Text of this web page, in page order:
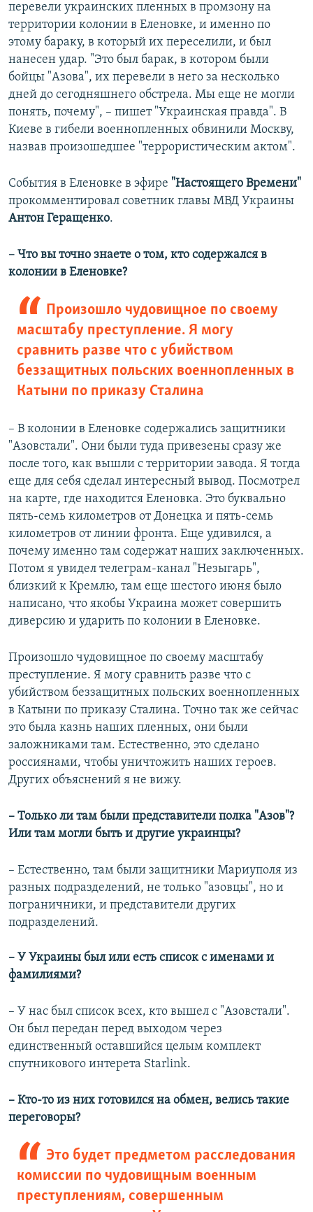
перевели украинских пленных в промзону на
территории колонии в Еленовке, и именно по
этому бараку, в который их переселили, и был
нанесен удар. "Это был барак, в котором были
бойцы "Азова", их перевели в него за несколько
дней до сегодняшнего обстрела. Мы еще не могли
понять, почему", – пишет "Украинская правда". В
Киеве в гибели военнопленных обвинили Москву,
назвав произошедшее "террористическим актом".
События в Еленовке в эфире "Настоящего Времени"
прокомментировал советник главы МВД Украины
Антон Геращенко.
– Что вы точно знаете о том, кто содержался в
колонии в Еленовке?
Произошло чудовищное по своему
масштабу преступление. Я могу
сравнить разве что с убийством
беззащитных польских военнопленных в
Катыни по приказу Сталина
– В колонии в Еленовке содержались защитники
"Азовстали". Они были туда привезены сразу же
после того, как вышли с территории завода. Я тогда
еще для себя сделал интересный вывод. Посмотрел
на карте, где находится Еленовка. Это буквально
пять-семь километров от Донецка и пять-семь
километров от линии фронта. Еще удивился, а
почему именно там содержат наших заключенных.
Потом я увидел телеграм-канал "Незыгарь",
близкий к Кремлю, там еще шестого июня было
написано, что якобы Украина может совершить
диверсию и ударить по колонии в Еленовке.
Произошло чудовищное по своему масштабу
преступление. Я могу сравнить разве что с
убийством беззащитных польских военнопленных
в Катыни по приказу Сталина. Точно так же сейчас
это была казнь наших пленных, они были
заложниками там. Естественно, это сделано
россиянами, чтобы уничтожить наших героев.
Других объяснений я не вижу.
– Только ли там были представители полка "Азов"?
Или там могли быть и другие украинцы?
– Естественно, там были защитники Мариуполя из
разных подразделений, не только "азовцы", но и
пограничники, и представители других
подразделений.
– У Украины был или есть список с именами и
фамилиями?
– У нас был список всех, кто вышел с "Азовстали".
Он был передан перед выходом через
единственный оставшийся целым комплект
спутникового интерета Starlink.
– Кто-то из них готовился на обмен, велись такие
переговоры?
Это будет предметом расследования
комиссии по чудовищным военным
преступлениям, совершенным